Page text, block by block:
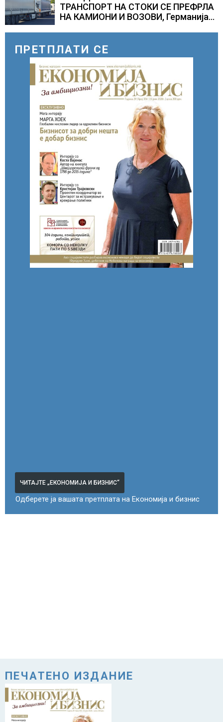
ТРАНСПОРТ НА СТОКИ СЕ ПРЕФРЛА
НА КАМИОНИ И ВОЗОВИ, Германија
ПРЕТПЛАТИ СЕ
ЧИТАЈТЕ „ЕКОНОМИЈА И БИЗНИС“
Одберете ја вашата претплата на Економија и бизнис
ПЕЧАТЕНО ИЗДАНИЕ